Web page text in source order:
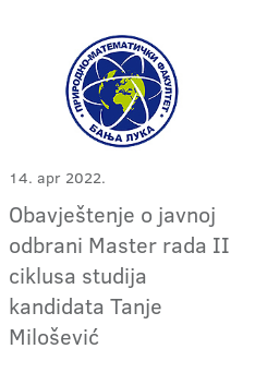
14. apr 2022.
Obavještenje o javnoj
odbrani Master rada II
ciklusa studija
kandidata Tanje
Milošević